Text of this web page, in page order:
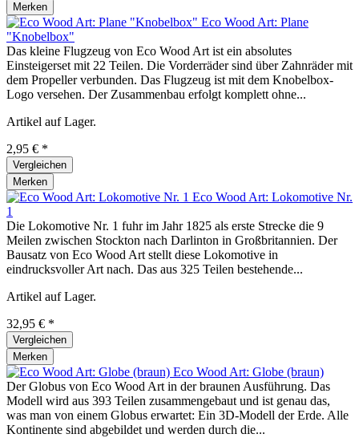
Merken
Eco Wood Art: Plane
"Knobelbox"
Das kleine Flugzeug von Eco Wood Art ist ein absolutes
Einsteigerset mit 22 Teilen. Die Vorderräder sind über Zahnräder mit
dem Propeller verbunden. Das Flugzeug ist mit dem Knobelbox-
Logo versehen. Der Zusammenbau erfolgt komplett ohne...
Artikel auf Lager.
2,95 € *
Vergleichen
Merken
Eco Wood Art: Lokomotive Nr.
1
Die Lokomotive Nr. 1 fuhr im Jahr 1825 als erste Strecke die 9
Meilen zwischen Stockton nach Darlinton in Großbritannien. Der
Bausatz von Eco Wood Art stellt diese Lokomotive in
eindrucksvoller Art nach. Das aus 325 Teilen bestehende...
Artikel auf Lager.
32,95 € *
Vergleichen
Merken
Eco Wood Art: Globe (braun)
Der Globus von Eco Wood Art in der braunen Ausführung. Das
Modell wird aus 393 Teilen zusammengebaut und ist genau das,
was man von einem Globus erwartet: Ein 3D-Modell der Erde. Alle
Kontinente sind abgebildet und werden durch die...